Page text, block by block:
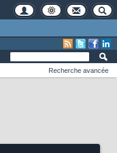
Recherche avancée